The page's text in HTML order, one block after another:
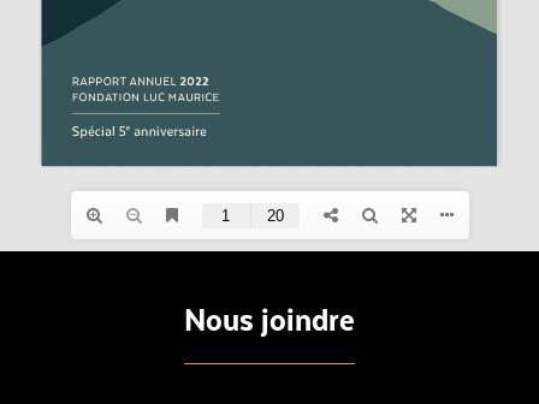
Nous joindre